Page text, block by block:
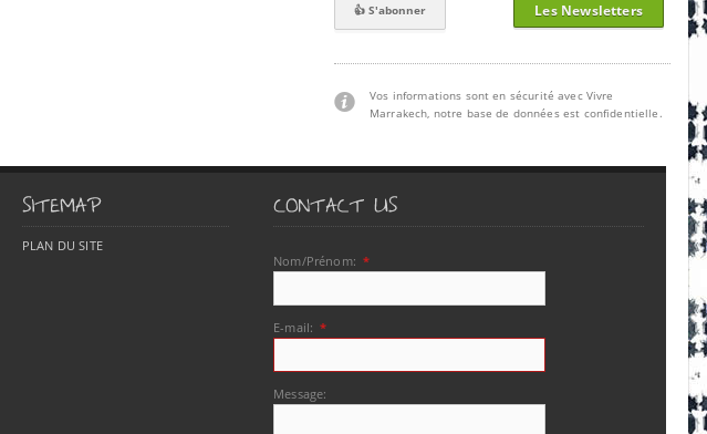
Les Newsletters
Vos informations sont en sécurité avec Vivre
Marrakech, notre base de données est confidentielle.
PLAN DU SITE
Nom/Prénom: *
E-mail: *
Message: